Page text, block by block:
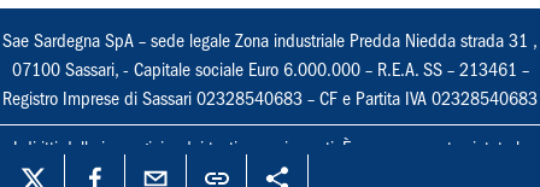
Sae Sardegna SpA – sede legale Zona industriale Predda Niedda strada 31 ,
07100 Sassari, - Capitale sociale Euro 6.000.000 – R.E.A. SS – 213461 –
Registro Imprese di Sassari 02328540683 – CF e Partita IVA 02328540683
I diritti delle immagini e dei testi sono riservati. È espressamente vietata la
loro riproduzione con qualsiasi mezzo e l'adattamento totale o parziale.